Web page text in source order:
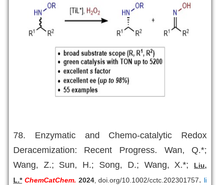
78. Enzymatic and Chemo-catalytic Redox
Deracemization: Recent Progress. Wan, Q.*;
Wang, Z.; Sun, H.; Song, D.; Wang, X.*;
Liu,
L.* ChemCatChem. 2024, doi.org/10.1002/cctc.202301757. li